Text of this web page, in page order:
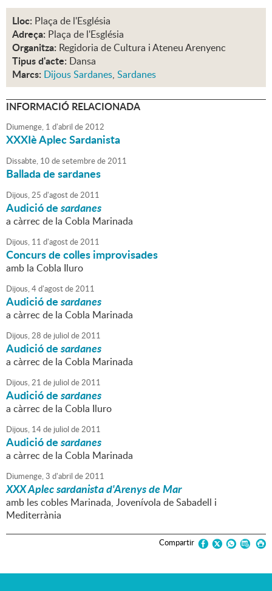
Lloc: Plaça de l'Església
Adreça: Plaça de l'Església
Organitza: Regidoria de Cultura i Ateneu Arenyenc
Tipus d'acte: Dansa
Marcs: Dijous Sardanes, Sardanes
INFORMACIÓ RELACIONADA
Diumenge, 1 d'abril de2012
XXXIè Aplec Sardanista
Dissabte, 10 desetembrede2011
Ballada de sardanes
Dijous,25 d'agostde2011
Audició desardanes
a càrrec de la Cobla Marinada
Dijous, 11 d'agostde2011
Concurs de colles improvisades
amb la Cobla Iluro
Dijous,4d'agostde2011
Audició desardanes
a càrrec de la Cobla Marinada
Dijous,28 de juliol de2011
Audició desardanes
a càrrec de la Cobla Marinada
Dijous,21 de juliol de2011
Audició desardanes
a càrrec de la Cobla Iluro
Dijous, 14de juliol de2011
Audició desardanes
a càrrec de la Cobla Marinada
Diumenge,3 d'abril de2011
XXX Aplec sardanista d'Arenys de Mar
amb les cobles Marinada, Jovenívola de Sabadell i
Mediterrània
Compartir